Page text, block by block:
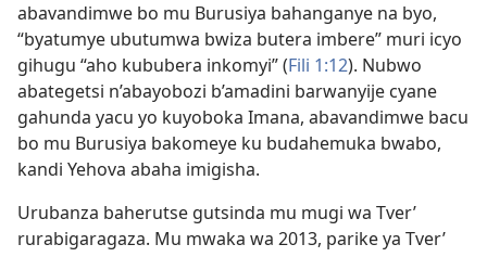
abavandimwe bo mu Burusiya bahanganye na byo,
“byatumye ubutumwa bwiza butera imbere” muri icyo
gihugu “aho kububera inkomyi” (Fili 1:12). Nubwo
abategetsi n’abayobozi b’amadini barwanyije cyane
gahunda yacu yo kuyoboka Imana, abavandimwe bacu
bo mu Burusiya bakomeye ku budahemuka bwabo,
kandi Yehova abaha imigisha.
Urubanza baherutse gutsinda mu mugi wa Tver’
rurabigaragaza. Mu mwaka wa 2013, parike ya Tver’